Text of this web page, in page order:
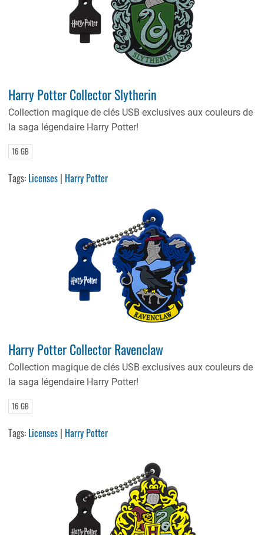
Harry Potter Collector Slytherin
Collection magique de clés USB exclusives aux couleurs de
la saga légendaire Harry Potter!
16 GB
Tags: Licenses | Harry Potter
Harry Potter Collector Ravenclaw
Collection magique de clés USB exclusives aux couleurs de
la saga légendaire Harry Potter!
16 GB
Tags: Licenses | Harry Potter